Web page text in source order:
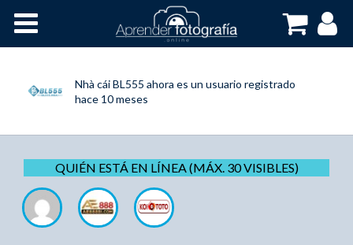
Nhà cái BL555 ahora es un usuario registrado
hace 10 meses
QUIÉN ESTÁ EN LÍNEA (MÁX. 30 VISIBLES)